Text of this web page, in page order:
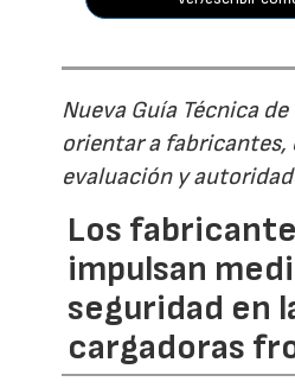
Nueva Guía Técnica de
orientar a fabricantes,
evaluación y
Los
impulsan
seguridad en
cargadoras